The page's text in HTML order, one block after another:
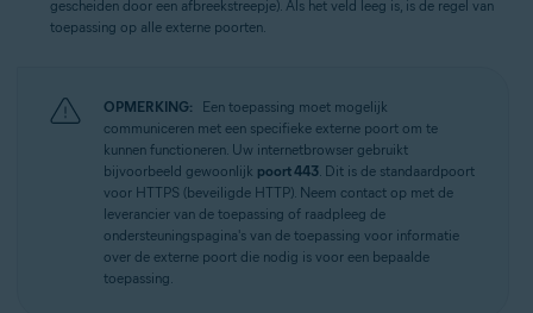
gescheiden door een afbreekstreepje). Als het veld leeg is, is de regel van
toepassing op alle externe poorten.
OPMERKING:
Een toepassing moet mogelijk
communiceren met een specifieke externe poort om te
kunnen functioneren. Uw internetbrowser gebruikt
bijvoorbeeld gewoonlijk poort 443 . Dit is de standaardpoort
voor HTTPS (beveiligde HTTP). Neem contact op met de
leverancier van de toepassing of raadpleeg de
ondersteuningspagina's van de toepassing voor informatie
over de externe poort die nodig is voor een bepaalde
toepassing.